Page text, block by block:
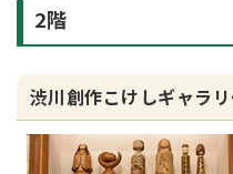
2階
渋川創作こけしギャラリ